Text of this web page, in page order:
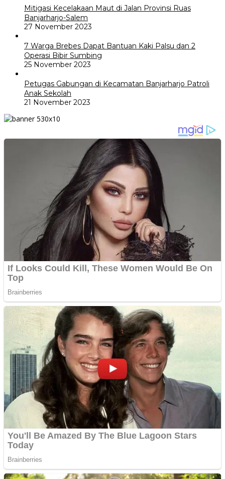
Mitigasi Kecelakaan Maut di Jalan Provinsi Ruas
Banjarharjo-Salem
27 November 2023
7 Warga Brebes Dapat Bantuan Kaki Palsu dan 2
Operasi Bibir Sumbing
25 November 2023
Petugas Gabungan di Kecamatan Banjarharjo Patroli
Anak Sekolah
21 November 2023